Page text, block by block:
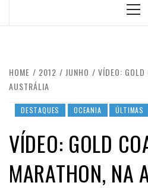
HOME 2012 JUNHO
VÍDEO: GOLD
AUSTRÁLIA
DESTAQUES OCEANIA ÚLTIMAS
VÍDEO: GOLD
MARATHON, NA